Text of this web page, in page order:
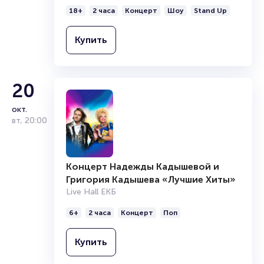
18+ 2 часа Концерт Шоу Stand Up
Купить
20
окт.
вт, 20:00
Концерт Надежды Кадышевой и
Григория Кадышева «Лучшие Хиты»
Live Hall ЕКБ
6+ 2 часа Концерт Поп
Купить